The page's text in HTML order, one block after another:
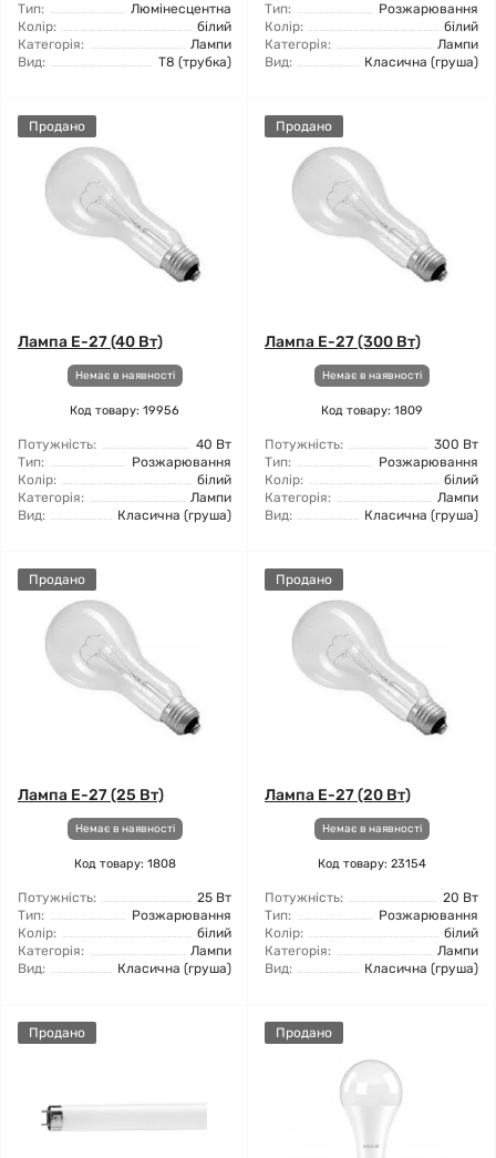
Тип:
Люмінесцентна
Колір:
білий
Категорія:
Лампи
Вид:
T8 (трубка)
Тип:
Розжарювання
Колір:
білий
Категорія:
Лампи
Вид:
Класична (груша)
Продано
Лампа Е-27 (40 Вт)
Немає в наявності
Код товару: 19956
Потужність:
40 Вт
Тип:
Розжарювання
Колір:
білий
Категорія:
Лампи
Вид:
Класична (груша)
Продано
Лампа Е-27 (300 Вт)
Немає в наявності
Код товару: 1809
Потужність:
300 Вт
Тип:
Розжарювання
Колір:
білий
Категорія:
Лампи
Вид:
Класична (груша)
Продано
Лампа Е-27 (25 Вт)
Немає в наявності
Код товару: 1808
Потужність:
25 Вт
Тип:
Розжарювання
Колір:
білий
Категорія:
Лампи
Вид:
Класична (груша)
Продано
Лампа Е-27 (20 Вт)
Немає в наявності
Код товару: 23154
Потужність:
20 Вт
Тип:
Розжарювання
Колір:
білий
Категорія:
Лампи
Вид:
Класична (груша)
Продано Продано